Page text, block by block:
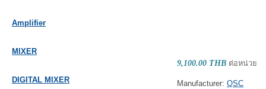
Amplifier
MIXER
DIGITAL MIXER
9,100.00 THB ต่อหน่วย
Manufacturer:QSC